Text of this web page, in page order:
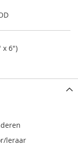
x 6")
leraar